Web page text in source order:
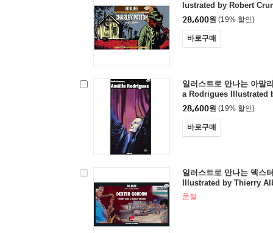
lustrated by Robert
28,600원 (19% 할인)
바로구매
일러스트로 만나는 아말
a Rodrigues Illustrated
28,600원 (19% 할인)
바로구매
일러스트로 만나는 덱스
Illustrated by Thierry
품절